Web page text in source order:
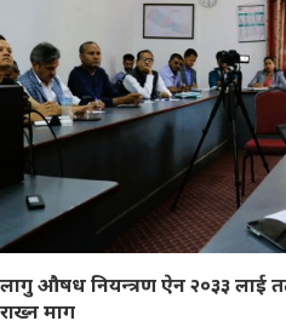
लागु औषध नियन्त्रण ऐन २०३३ लाई
राख्न माग